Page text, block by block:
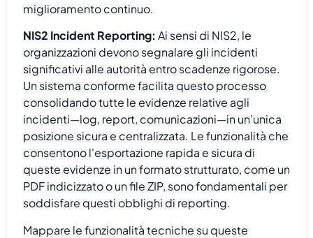
miglioramento continuo.
NIS2 Incident Reporting: Ai sensi di NIS2, le
organizzazioni devono segnalare gli incidenti
significativi alle autorità entro scadenze rigorose.
Un sistema conforme facilita questo processo
consolidando tutte le evidenze relative agli
incidenti—log, report, comunicazioni—in un'unica
posizione sicura e centralizzata. Le funzionalità che
consentono l'esportazione rapida e sicura di
queste evidenze in un formato strutturato, come un
PDF indicizzato o un file ZIP, sono fondamentali per
soddisfare questi obblighi di reporting.
Mappare le funzionalità tecniche su queste